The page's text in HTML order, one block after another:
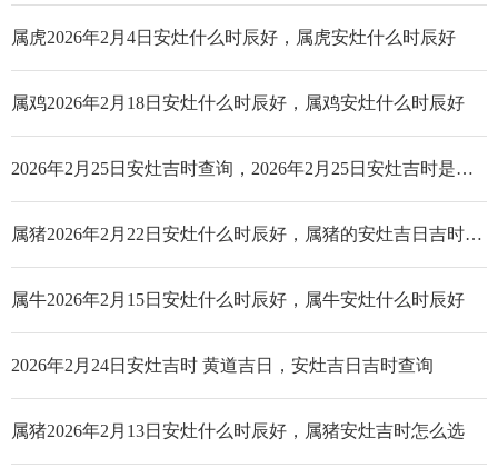
属虎2026年2月4日安灶什么时辰好，属虎安灶什么时辰好
属鸡2026年2月18日安灶什么时辰好，属鸡安灶什么时辰好
2026年2月25日安灶吉时查询，2026年2月25日安灶吉时是几点_哪个时辰好
属猪2026年2月22日安灶什么时辰好，属猪的安灶吉日吉时查询
属牛2026年2月15日安灶什么时辰好，属牛安灶什么时辰好
2026年2月24日安灶吉时 黄道吉日，安灶吉日吉时查询
属猪2026年2月13日安灶什么时辰好，属猪安灶吉时怎么选